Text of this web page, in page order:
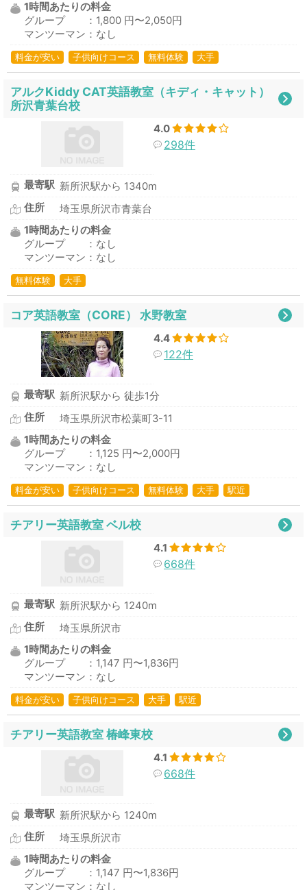
1時間あたりの料金
グループ ：1,800 円〜2,050円
マンツーマン：なし
料金が安い 子供向けコース 無料体験 大手
アルクKiddy CAT英語教室（キディ・キャット）
所沢青葉台校
4.0
298件
最寄駅 新所沢駅から 1340m
住所
埼玉県所沢市青葉台
1時間あたりの料金
グループ ：なし
マンツーマン：なし
無料体験 大手
コア英語教室（CORE） 水野教室
4.4
122件
最寄駅 新所沢駅から 徒歩1分
住所
埼玉県所沢市松葉町3-11
1時間あたりの料金
グループ ：1,125 円〜2,000円
マンツーマン：なし
料金が安い 子供向けコース 無料体験 大手 駅近
チアリー英語教室 ベル校
4.1
668件
最寄駅 新所沢駅から 1240m
住所
埼玉県所沢市
1時間あたりの料金
グループ ：1,147 円〜1,836円
マンツーマン：なし
料金が安い 子供向けコース 大手 駅近
チアリー英語教室 椿峰東校
4.1
668件
最寄駅 新所沢駅から 1240m
住所
埼玉県所沢市
1時間あたりの料金
グループ ：1,147 円〜1,836円
マンツーマン：なし